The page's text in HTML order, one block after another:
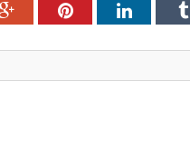
Google+PinterestLinkedIn